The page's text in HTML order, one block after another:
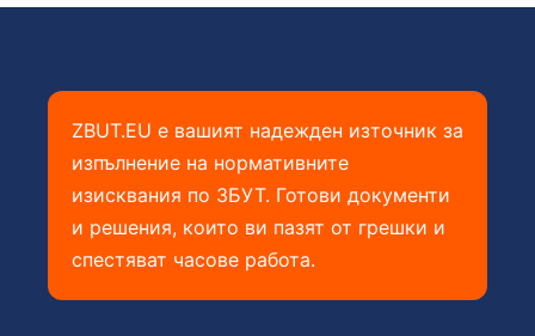
ZBUT.EU е вашият надежден източник за
изпълнение на нормативните
изисквания по ЗБУТ. Готови документи
и решения, които ви пазят от грешки и
спестяват часове работа.